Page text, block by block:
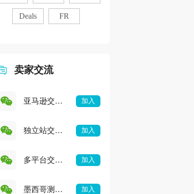
品牌
际站
Deals FR
卖家交流
亚马逊交流
加入
独立站交流
加入
多平台交流
加入
墨西哥测评
加入